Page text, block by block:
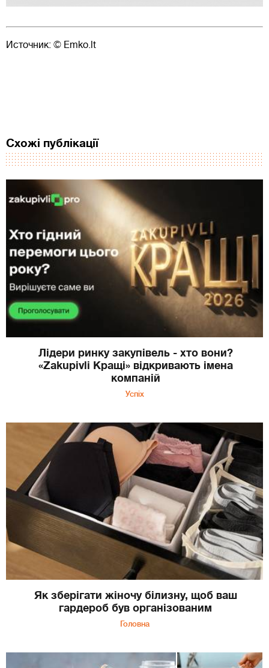
Источник: © Emko.lt
Схожі публікації
Лідери ринку закупівель - хто вони?
«Zakupivli Кращі» відкривають імена
компаній
Успіх
Як зберігати жіночу білизну, щоб ваш
гардероб був організованим
Головна